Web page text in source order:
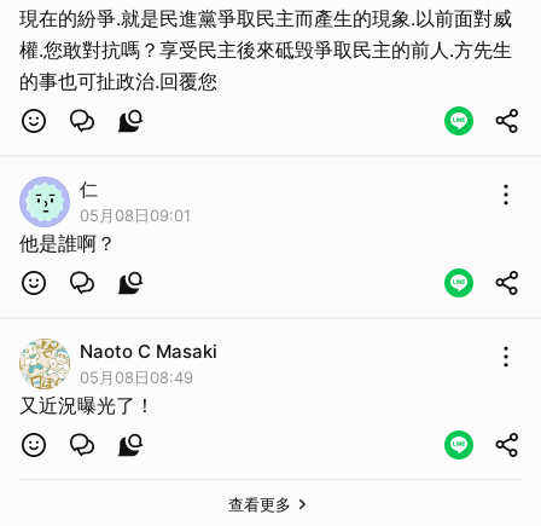
現在的紛爭.就是民進黨爭取民主而產生的現象.以前面對威
權.您敢對抗嗎？享受民主後來砥毁爭取民主的前人.方先生
的事也可扯政治.回覆您
仁
05月08日09:01
他是誰啊？
Naoto C Masaki
05月08日08:49
又近況曝光了！
查看更多